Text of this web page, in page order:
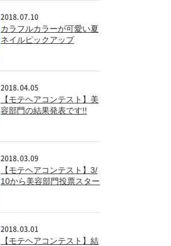
2018.07.10
カラフルカラーが可愛い夏
ネイルピックアップ
2018.04.05
【モテヘアコンテスト】美
容部門の結果発表です!!
2018.03.09
【モテヘアコンテスト】3/
10から美容部門投票スター
2018.03.01
【モテヘアコンテスト】結